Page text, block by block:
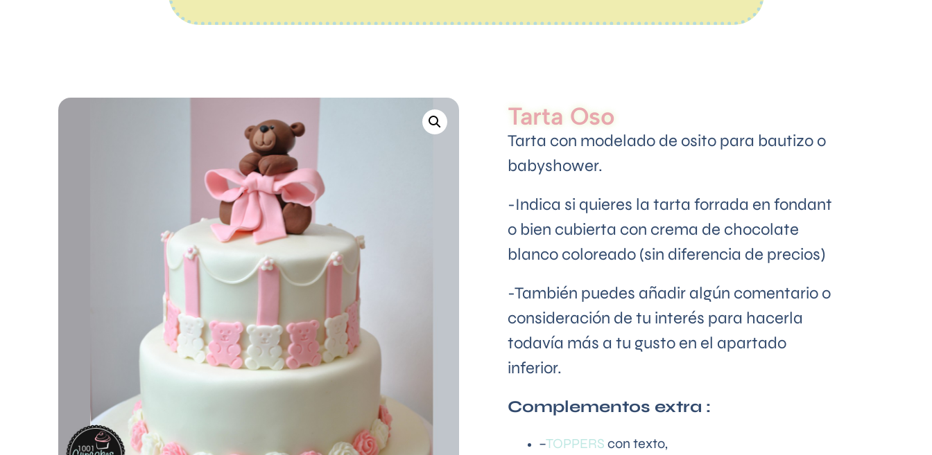
Tarta Oso
Tarta con modelado de osito para bautizo o
babyshower.
-Indica si quieres la tarta forrada en fondant
o bien cubierta con crema de chocolate
blanco coloreado (sin diferencia de precios)
-También puedes añadir algún comentario o
consideración de tu interés para hacerla
todavía más a tu gusto en el apartado
inferior.
Complementos extra :
–TOPPERS con texto,